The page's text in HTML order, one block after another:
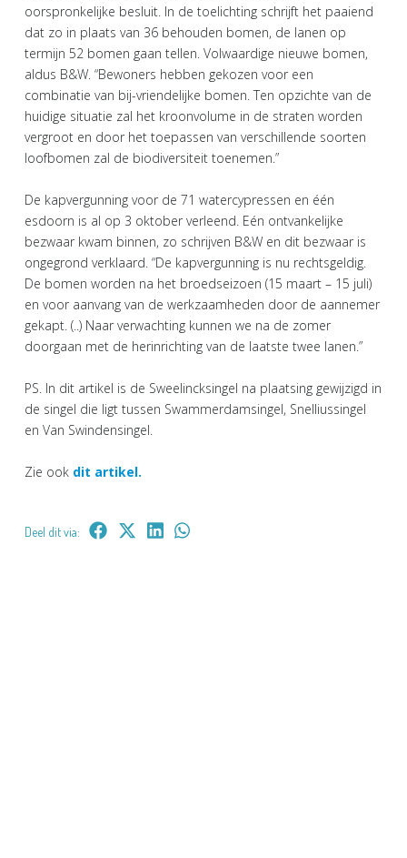
oorspronkelijke besluit. In de toelichting schrijft het paaiend
dat zo in plaats van 36 behouden bomen, de lanen op
termijn 52 bomen gaan tellen. Volwaardige nieuwe bomen,
aldus B&W. “Bewoners hebben gekozen voor een
combinatie van bij-vriendelijke bomen. Ten opzichte van de
huidige situatie zal het kroonvolume in de straten worden
vergroot en door het toepassen van verschillende soorten
loofbomen zal de biodiversiteit toenemen.”
De kapvergunning voor de 71 watercypressen en één
esdoorn is al op 3 oktober verleend. Eén ontvankelijke
bezwaar kwam binnen, zo schrijven B&W en dit bezwaar is
ongegrond verklaard. “De kapvergunning is nu rechtsgeldig.
De bomen worden na het broedseizoen (15 maart – 15 juli)
en voor aanvang van de werkzaamheden door de aannemer
gekapt. (..) Naar verwachting kunnen we na de zomer
doorgaan met de herinrichting van de laatste twee lanen.”
PS. In dit artikel is de Sweelincksingel na plaatsing gewijzigd in
de singel die ligt tussen Swammerdamsingel, Snelliussingel
en Van Swindensingel.
Zie ook dit artikel.
Deel dit via: